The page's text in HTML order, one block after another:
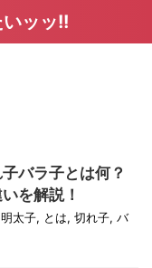
ッッ!!
バラ子とは何？
を解説！
明太子, とは, 切れ子, バ